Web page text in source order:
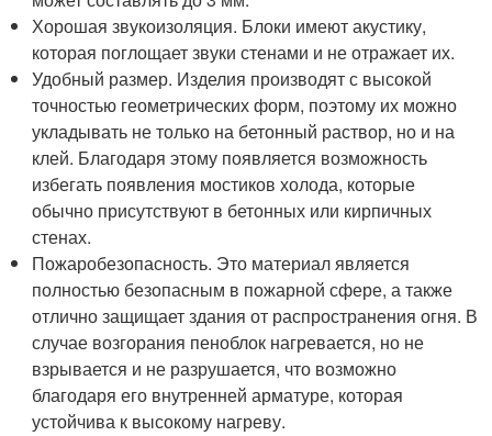
Хорошая звукоизоляция. Блоки имеют акустику,
которая поглощает звуки стенами и не отражает их.
Удобный размер. Изделия производят с высокой
точностью геометрических форм, поэтому их можно
укладывать не только на бетонный раствор, но и на
клей. Благодаря этому появляется возможность
избегать появления мостиков холода, которые
обычно присутствуют в бетонных или кирпичных
стенах.
Пожаробезопасность. Это материал является
полностью безопасным в пожарной сфере, а также
отлично защищает здания от распространения огня. В
случае возгорания пеноблок нагревается, но не
взрывается и не разрушается, что возможно
благодаря его внутренней арматуре, которая
устойчива к высокому нагреву.